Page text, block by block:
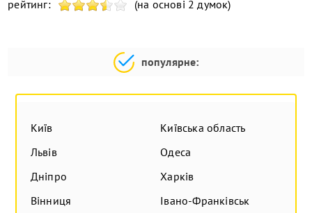
рейтинг: (на основі 2 думок)
популярне:
Київ
Київська область
Львів
Одеса
Дніпро
Харків
Вінниця
Івано-Франківськ